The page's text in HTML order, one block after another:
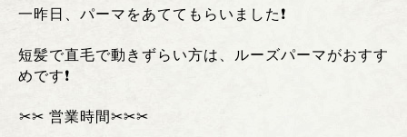
一昨日、パーマをあててもらいました❗️
短髪で直毛で動きずらい方は、ルーズパーマがおすす
めです❗️
︎✂︎✂︎ 営業時間✂︎✂︎✂︎